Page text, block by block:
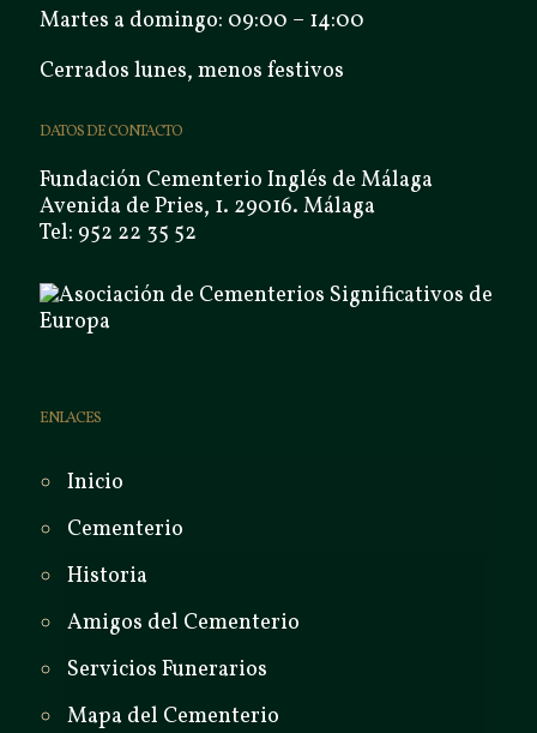
Martes a domingo: 09:00 – 14:00
Cerrados lunes, menos festivos
DATOS DE CONTACTO
Fundación Cementerio Inglés de Málaga
Avenida de Pries, 1. 29016. Málaga
Tel: 952 22 35 52
ENLACES
Inicio
Cementerio
Historia
Amigos del Cementerio
Servicios Funerarios
Mapa del Cementerio